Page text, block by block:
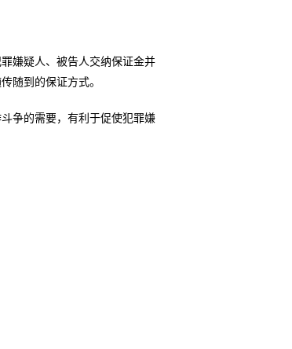
嫌疑人、被告人交纳保证金并
随到的保证方式。
争的需要，有利于促使犯罪嫌